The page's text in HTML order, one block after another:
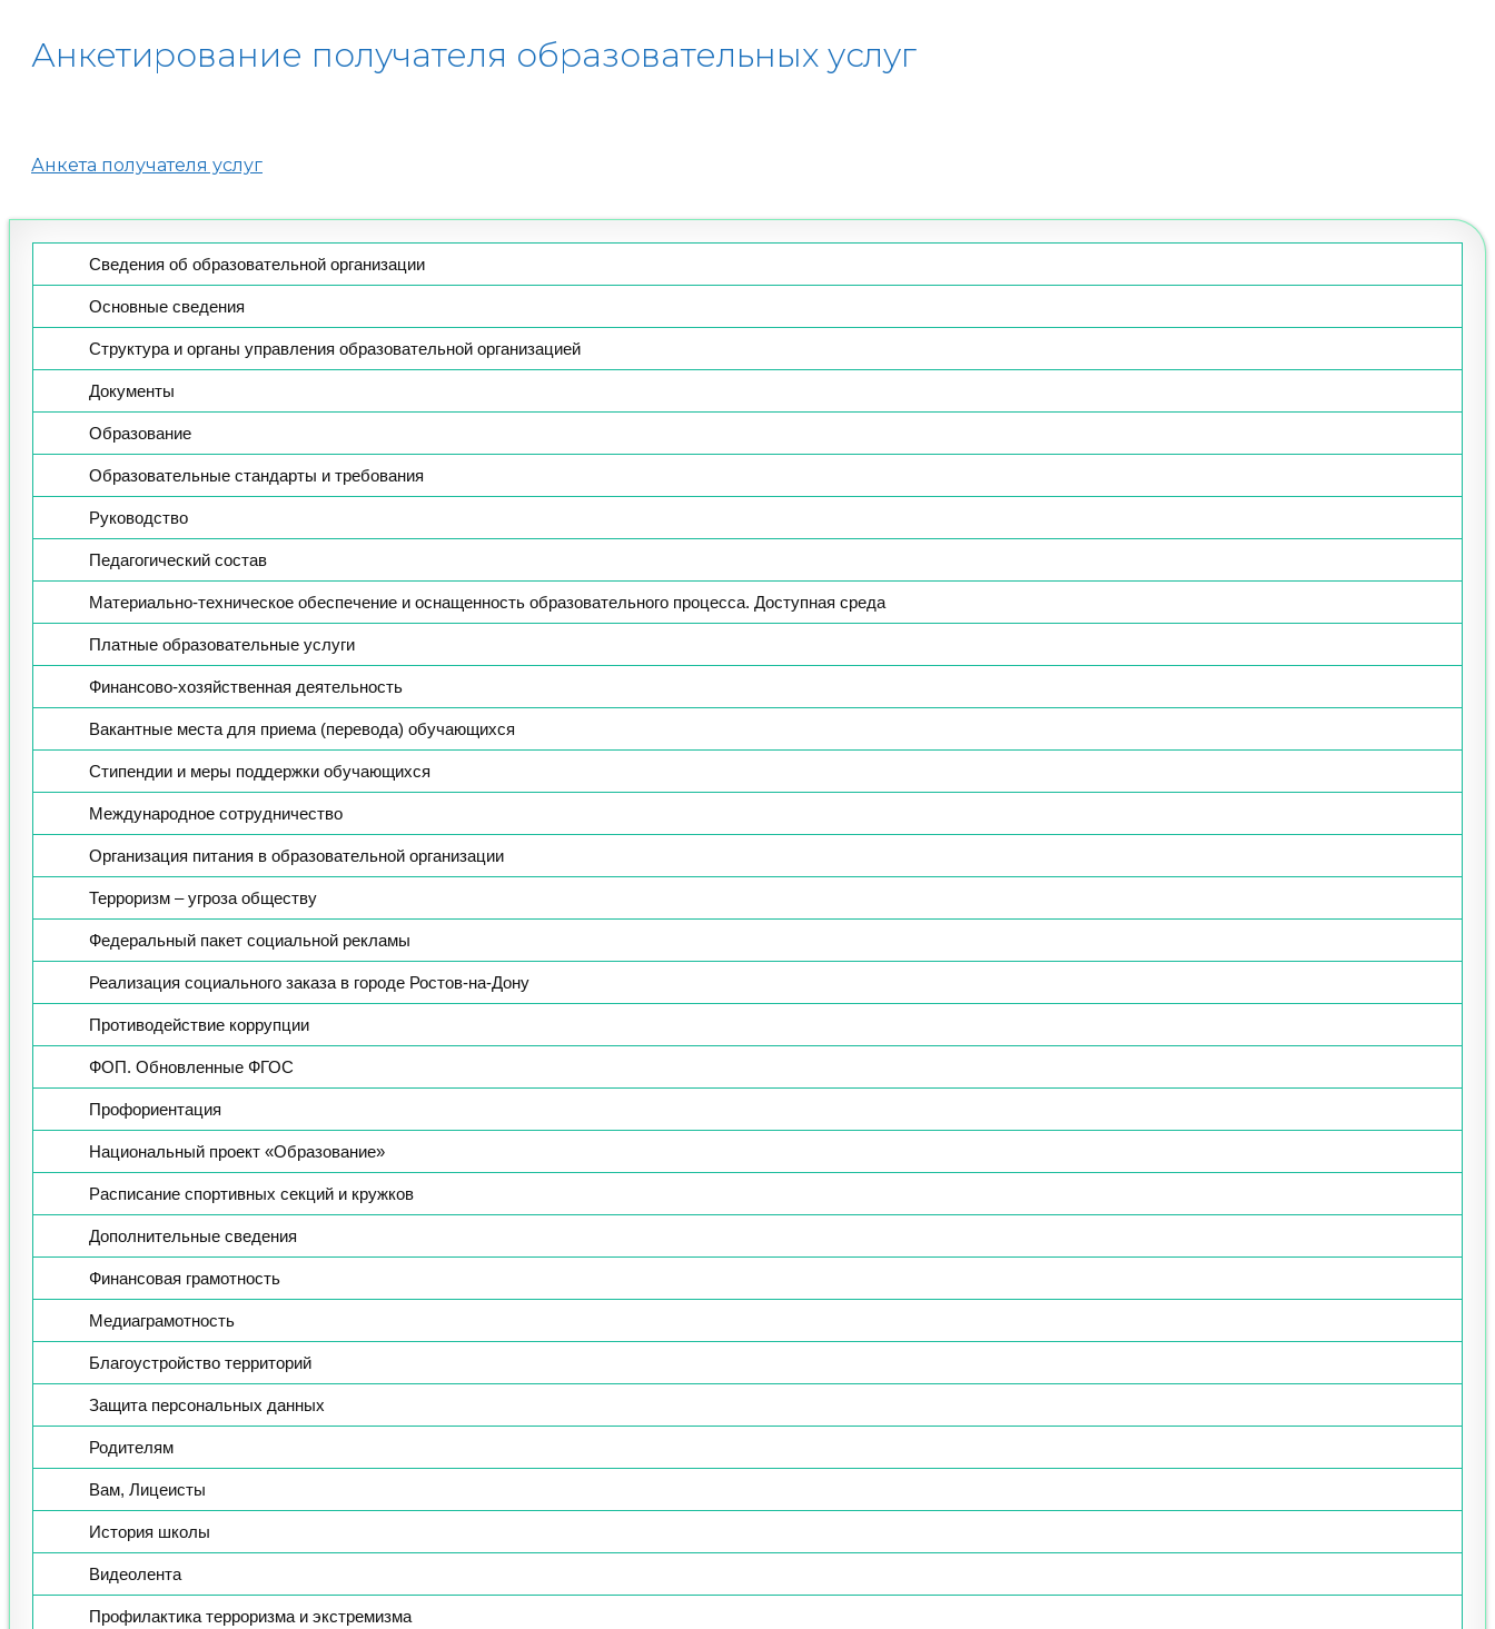
Анкетирование получателя образовательных услуг
Анкета получателя услуг
Сведения об образовательной организации
Основные сведения
Структура и органы управления образовательной организацией
Документы
Образование
Образовательные стандарты и требования
Руководство
Педагогический состав
Материально-техническое обеспечение и оснащенность образовательного процесса. Доступная среда
Платные образовательные услуги
Финансово-хозяйственная деятельность
Вакантные места для приема (перевода) обучающихся
Стипендии и меры поддержки обучающихся
Международное сотрудничество
Организация питания в образовательной организации
Терроризм – угроза обществу
Федеральный пакет социальной рекламы
Реализация социального заказа в городе Ростов-на-Дону
Противодействие коррупции
ФОП. Обновленные ФГОС
Профориентация
Национальный проект «Образование»
Расписание спортивных секций и кружков
Дополнительные сведения
Финансовая грамотность
Медиаграмотность
Благоустройство территорий
Защита персональных данных
Родителям
Вам, Лицеисты
История школы
Видеолента
Профилактика терроризма и экстремизма